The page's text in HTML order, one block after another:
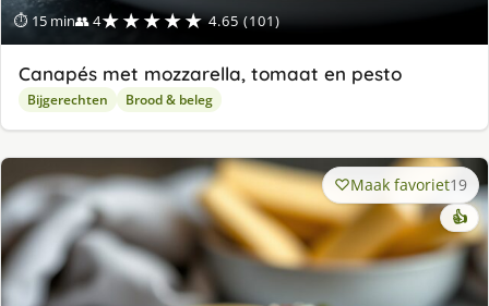
⏱ 15 min👥 4★★★★★ 4.65 (101)
Canapés met mozzarella, tomaat en pesto
Bijgerechten Brood & beleg
Maak favoriet19
👍